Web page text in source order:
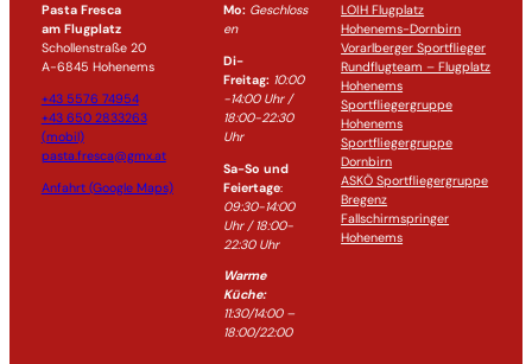
Pasta Fresca
am Flugplatz
Schollenstraße 20
A-6845 Hohenems
+43 5576 74954
+43 650 2833263
(mobil)
pasta.fresca@gmx.at
Anfahrt (Google Maps)
Mo: Geschloss
en
Di-
Freitag: 10:00
-14:00 Uhr /
18:00-22:30
Uhr
Sa-So und
Feiertage:
09:30-14:00
Uhr / 18:00-
22:30Uhr
Warme
Küche:
11:30/14:00 –
18:00/22:00
LOIH Flugplatz
Hohenems-Dornbirn
Vorarlberger Sportflieger
Rundflugteam – Flugplatz
Hohenems
Sportfliegergruppe
Hohenems
Sportfliegergruppe
Dornbirn
ASKÖ Sportfliegergruppe
Bregenz
Fallschirmspringer
Hohenems